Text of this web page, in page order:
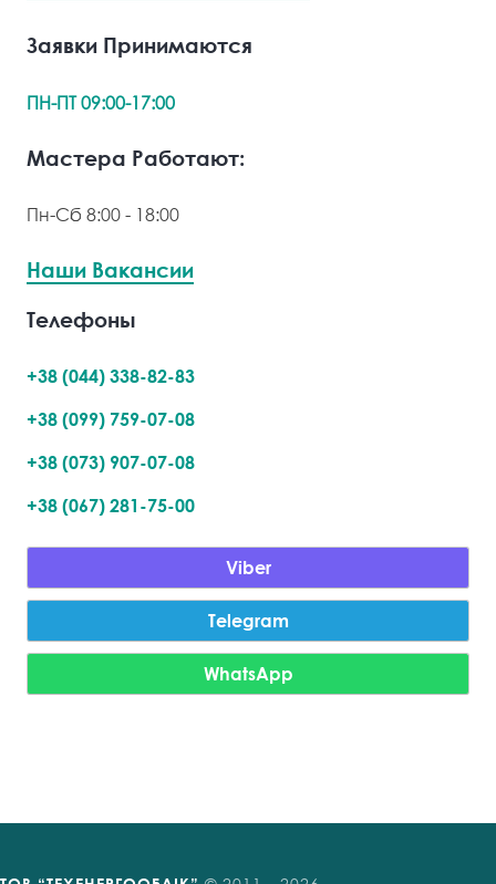
Заявки Принимаются
ПН-ПТ 09:00-17:00
Мастера Работают:
Пн-Сб 8:00 - 18:00
Наши Вакансии
Телефоны
+38 (044) 338-82-83
+38 (099) 759-07-08
+38 (073) 907-07-08
+38 (067) 281-75-00
Viber
Telegram
WhatsApp